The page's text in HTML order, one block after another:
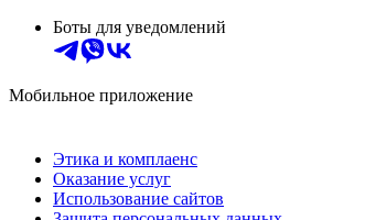
Боты для уведомлений
Мобильное приложение
Этика и комплаенс
Оказание услуг
Использование сайтов